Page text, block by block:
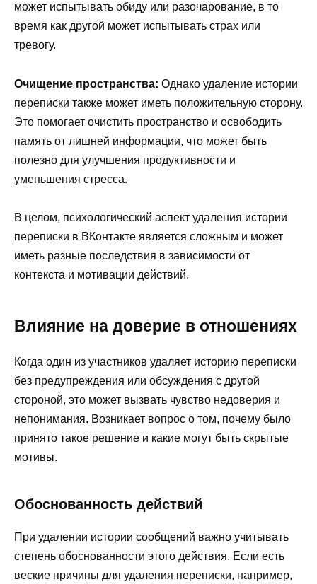
может испытывать обиду или разочарование, в то
время как другой может испытывать страх или
тревогу.
Очищение пространства: Однако удаление истории
переписки также может иметь положительную сторону.
Это помогает очистить пространство и освободить
память от лишней информации, что может быть
полезно для улучшения продуктивности и
уменьшения стресса.
В целом, психологический аспект удаления истории
переписки в ВКонтакте является сложным и может
иметь разные последствия в зависимости от
контекста и мотивации действий.
Влияние на доверие в отношениях
Когда один из участников удаляет историю переписки
без предупреждения или обсуждения с другой
стороной, это может вызвать чувство недоверия и
непонимания. Возникает вопрос о том, почему было
принято такое решение и какие могут быть скрытые
мотивы.
Обоснованность действий
При удалении истории сообщений важно учитывать
степень обоснованности этого действия. Если есть
веские причины для удаления переписки, например,